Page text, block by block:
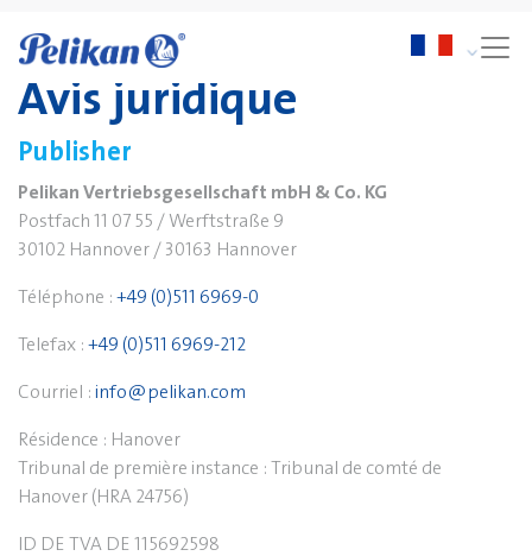
Avis juridique
Publisher
Pelikan Vertriebsgesellschaft mbH & Co. KG
Postfach 11 07 55 / Werftstraße 9
30102 Hannover / 30163 Hannover
Téléphone : +49 (0)511 6969-0
Telefax : +49 (0)511 6969-212
Courriel : info@pelikan.com
Résidence : Hanover
Tribunal de première instance : Tribunal de comté de
Hanover (HRA 24756)
ID DE TVA DE 115692598